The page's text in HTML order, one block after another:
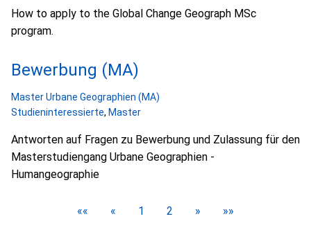
How to apply to the Global Change Geograph MSc
program.
Bewerbung (MA)
Master Urbane Geographien (MA)
Studieninteressierte, Master
Antworten auf Fragen zu Bewerbung und Zulassung für den
Masterstudiengang Urbane Geographien -
Humangeographie
«« « 1 2 » »»